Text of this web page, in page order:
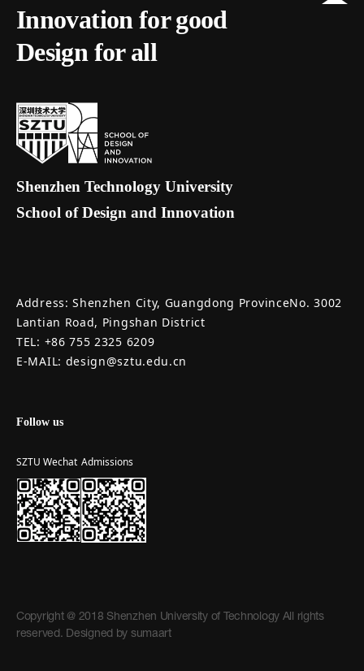
Innovation for good
Design for all
Shenzhen Technology University
School of Design and Innovation
Address: Shenzhen City, Guangdong ProvinceNo. 3002
Lantian Road, Pingshan District
TEL: +86 755 2325 6209
E-MAIL: design@sztu.edu.cn
Follow us
SZTU Wechat Admissions
Copyright @ 2018 Shenzhen University of Technology All rights
reserved. Designed by sumaart